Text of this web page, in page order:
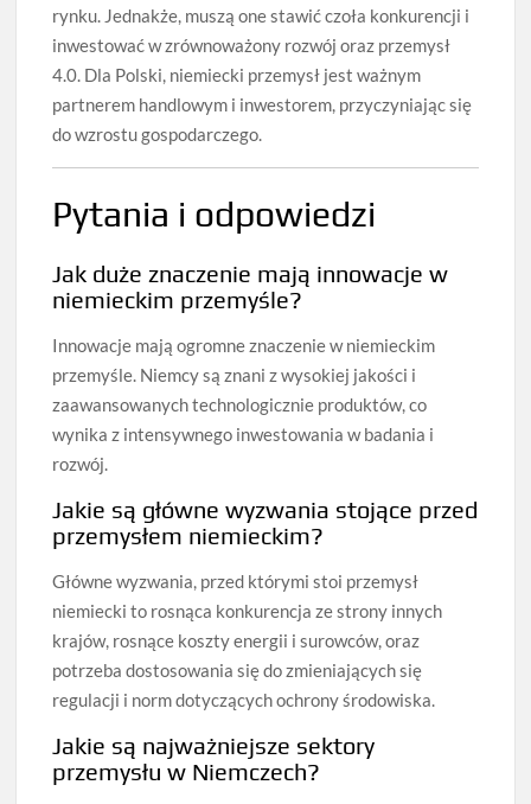
rynku. Jednakże, muszą one stawić czoła konkurencji i
inwestować w zrównoważony rozwój oraz przemysł
4.0. Dla Polski, niemiecki przemysł jest ważnym
partnerem handlowym i inwestorem, przyczyniając się
do wzrostu gospodarczego.
Pytania i odpowiedzi
Jak duże znaczenie mają innowacje w
niemieckim przemyśle?
Innowacje mają ogromne znaczenie w niemieckim
przemyśle. Niemcy są znani z wysokiej jakości i
zaawansowanych technologicznie produktów, co
wynika z intensywnego inwestowania w badania i
rozwój.
Jakie są główne wyzwania stojące przed
przemysłem niemieckim?
Główne wyzwania, przed którymi stoi przemysł
niemiecki to rosnąca konkurencja ze strony innych
krajów, rosnące koszty energii i surowców, oraz
potrzeba dostosowania się do zmieniających się
regulacji i norm dotyczących ochrony środowiska.
Jakie są najważniejsze sektory
przemysłu w Niemczech?